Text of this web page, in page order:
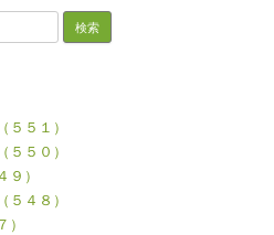
５１）
５０）
）
４８）